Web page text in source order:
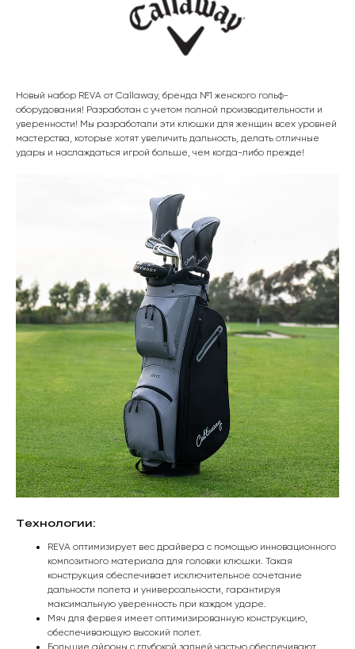
Новый набор REVA от Callaway, бренда №1 женского гольф-
оборудования! Разработан с учетом полной производительности и
уверенности! Мы разработали эти клюшки для женщин всех уровней
мастерства, которые хотят увеличить дальность, делать отличные
удары и наслаждаться игрой больше, чем когда-либо прежде!
Технологии:
REVA оптимизирует вес драйвера с помощью инновационного
композитного материала для головки клюшки. Такая
конструкция обеспечивает исключительное сочетание
дальности полета и универсальности, гарантируя
максимальную уверенность при каждом ударе.
Мяч для фервея имеет оптимизированную конструкцию,
обеспечивающую высокий полет.